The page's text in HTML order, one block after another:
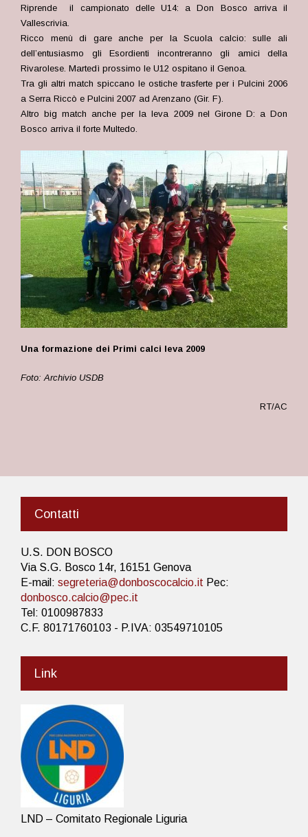
Riprende il campionato delle U14: a Don Bosco arriva il
Vallescrivia.
Ricco menù di gare anche per la Scuola calcio: sulle ali
dell’entusiasmo gli Esordienti incontreranno gli amici della
Rivarolese. Martedì prossimo le U12 ospitano il Genoa.
Tra gli altri match spiccano le ostiche trasferte per i Pulcini 2006
a Serra Riccò e Pulcini 2007 ad Arenzano (Gir. F).
Altro big match anche per la leva 2009 nel Girone D: a Don
Bosco arriva il forte Multedo.
Una formazione dei Primi calci leva 2009
Foto: Archivio USDB
RT/AC
Contatti
U.S. DON BOSCO
Via S.G. Bosco 14r, 16151 Genova
E-mail: segreteria@donboscocalcio.it Pec:
donbosco.calcio@pec.it
Tel: 0100987833
C.F. 80171760103 - P.IVA: 03549710105
Link
LND – Comitato Regionale Liguria